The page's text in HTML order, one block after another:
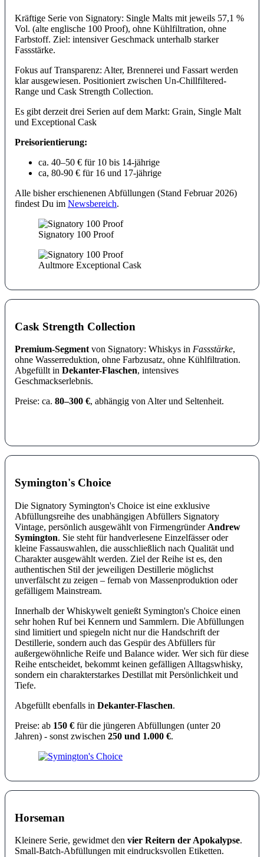
Kräftige Serie von Signatory: Single Malts mit jeweils 57,1 %
Vol. (alte englische 100 Proof), ohne Kühlfiltration, ohne
Farbstoff. Ziel: intensiver Geschmack unterhalb starker
Fassstärke.
Fokus auf Transparenz: Alter, Brennerei und Fassart werden
klar ausgewiesen. Positioniert zwischen Un-Chillfiltered-
Range und Cask Strength Collection.
Es gibt derzeit drei Serien auf dem Markt: Grain, Single Malt
und Exceptional Cask
Preisorientierung:
ca. 40–50 € für 10 bis 14-jährige
ca, 80-90 € für 16 und 17-jährige
Alle bisher erschienenen Abfüllungen (Stand Februar 2026)
findest Du im Newsbereich.
Signatory 100 Proof
Aultmore Exceptional Cask
Cask Strength Collection
Premium-Segmentvon Signatory: Whiskys in Fassstärke,
ohne Wasserreduktion, ohne Farbzusatz, ohne Kühlfiltration.
Abgefüllt in Dekanter-Flaschen, intensives
Geschmackserlebnis.
Preise: ca. 80–300 €, abhängig von Alter und Seltenheit.
Symington's Choice
Die Signatory Symington's Choice ist eine exklusive
Abfüllungsreihe des unabhängigen Abfüllers Signatory
Vintage, persönlich ausgewählt von Firmengründer Andrew
Symington. Sie steht für handverlesene Einzelfässer oder
kleine Fassauswahlen, die ausschließlich nach Qualität und
Charakter ausgewählt werden. Ziel der Reihe ist es, den
authentischen Stil der jeweiligen Destillerie möglichst
unverfälscht zu zeigen – fernab von Massenproduktion oder
gefälligem Mainstream.
Innerhalb der Whiskywelt genießt Symington's Choice einen
sehr hohen Ruf bei Kennern und Sammlern. Die Abfüllungen
sind limitiert und spiegeln nicht nur die Handschrift der
Destillerie, sondern auch das Gespür des Abfüllers für
außergewöhnliche Reife und Balance wider. Wer sich für diese
Reihe entscheidet, bekommt keinen gefälligen Alltagswhisky,
sondern ein charakterstarkes Destillat mit Persönlichkeit und
Tiefe.
Abgefüllt ebenfalls in Dekanter-Flaschen.
Preise: ab 150 € für die jüngeren Abfüllungen (unter 20
Jahren) - sonst zwischen 250 und 1.000 €.
Horseman
Kleinere Serie, gewidmet den vier Reitern der Apokalypse.
Small-Batch-Abfüllungen mit eindrucksvollen Etiketten.